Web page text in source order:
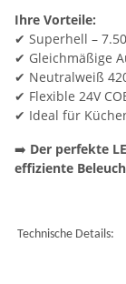
Ihre Vorteile:
✔ Superhell –
✔ Gleichmäßige
✔ Neutralweiß
✔ Flexible 24V
✔ Ideal für
➡️ Der perfekte
effiziente
Technische Details: